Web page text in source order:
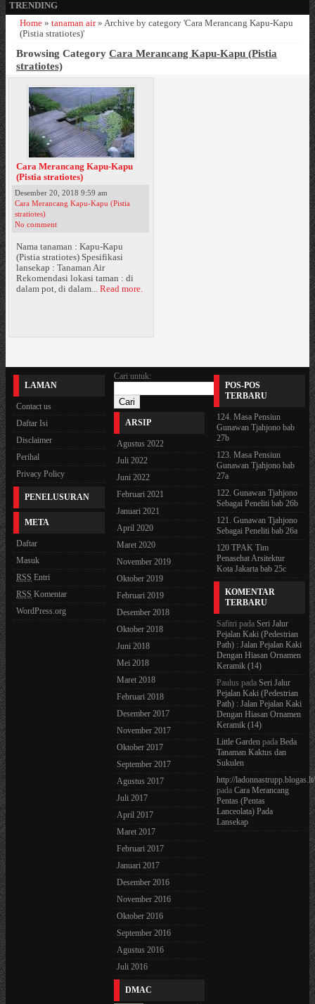
TRENDING
Home » tanaman air» Archive by category 'Cara Merancang Kapu-Kapu
(Pistia stratiotes)'
Browsing Category Cara Merancang Kapu-Kapu (Pistia
stratiotes)
Cara Merancang Kapu-Kapu
(Pistia stratiotes)
Desember 20, 2018 9:59 am
Cara Merancang Kapu-Kapu (Pistia
stratiotes)
No comment
Nama tanaman : Kapu-Kapu
(Pistia stratiotes) Spesifikasi
lansekap : Tanaman Air
Rekomendasi lokasi taman : di
dalam pot, di dalam... Read more.
LAMAN
Contact us
Daftar Isi
Disclaimer
Perihal
Privacy Policy
PENELUSURAN
META
Daftar
Masuk
RSS Entri
RSS Komentar
WordPress.org
Cari untuk:
ARSIP
Agustus 2022
Juli 2022
Juni 2022
Februari 2021
Januari 2021
April 2020
Maret 2020
November 2019
Oktober 2019
Februari 2019
Desember 2018
Oktober 2018
Juni 2018
Mei 2018
Maret 2018
Februari 2018
Desember 2017
November 2017
Oktober 2017
September 2017
Agustus 2017
Juli 2017
April 2017
Maret 2017
Februari 2017
Januari 2017
Desember 2016
November 2016
Oktober 2016
September 2016
Agustus 2016
Juli 2016
DMAC
POS-POS
TERBARU
124. Masa Pensiun
Gunawan Tjahjono bab
27b
123. Masa Pensiun
Gunawan Tjahjono bab
27a
122. Gunawan Tjahjono
Sebagai Peneliti bab 26b
121. Gunawan Tjahjono
Sebagai Peneliti bab 26a
120 TPAK Tim
Penasehat Arsitektur
Kota Jakarta bab 25c
KOMENTAR
TERBARU
Safitri padaSeri Jalur
Pejalan Kaki (Pedestrian
Path) : Jalan Pejalan Kaki
Dengan Hiasan Ornamen
Keramik (14)
Paulus padaSeri Jalur
Pejalan Kaki (Pedestrian
Path) : Jalan Pejalan Kaki
Dengan Hiasan Ornamen
Keramik (14)
Little Garden padaBeda
Tanaman Kaktus dan
Sukulen
http://ladonnastrupp.blogas.lt/
padaCara Merancang
Pentas (Pentas
Lanceolata) Pada
Lansekap